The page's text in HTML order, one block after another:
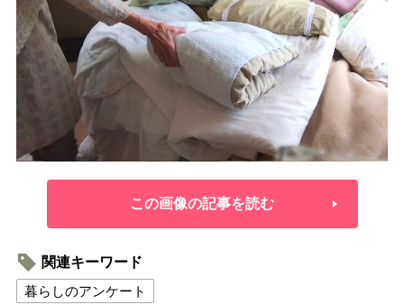
この画像の記事を読む
関連キーワード
暮らしのアンケート